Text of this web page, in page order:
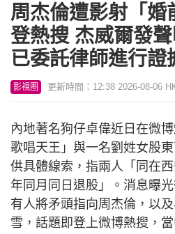
周杰倫遭影射「婚
登熱搜 杰威爾發聲
已委託律師進行證
影視圈 更新時間：12:38 2026-08-06
內地著名狗仔卓偉近日在微
歌唱天王」與一名劉姓女股
供具體線索，指兩人「同在
年同月同日退股」。消息曝
有人將矛頭指向周杰倫，以
雪，話題即登上微博熱搜，